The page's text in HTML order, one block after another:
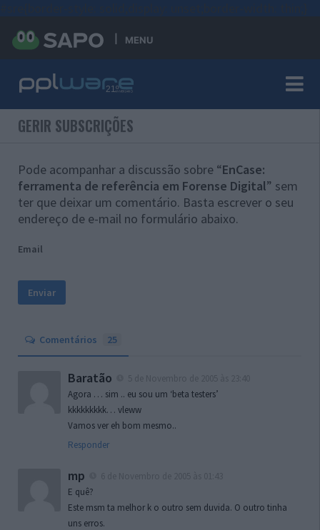
MENU
GERIR SUBSCRIÇÕES
Pode acompanhar a discussão sobre “EnCase:
ferramenta de referência em Forense Digital” sem
ter que deixar um comentário. Basta escrever o seu
endereço de e-mail no formulário abaixo.
Email
Comentários 25
Baratão
Agora … sim .. eu sou um ‘beta testers’
kkkkkkkkk… vleww
Vamos ver eh bom mesmo..
Responder
mp
E quê?
Este msm ta melhor k o outro sem duvida. O outro tinha
uns erros.